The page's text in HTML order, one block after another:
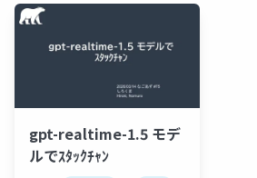
gpt-realtime-1.5 モデ
ルでｽﾀｯｸﾁｬﾝ